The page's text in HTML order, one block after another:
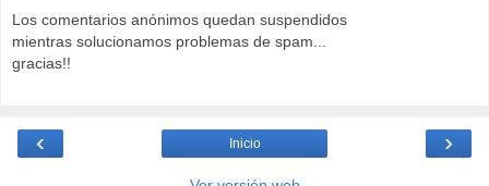
Los comentarios anónimos quedan suspendidos
mientras solucionamos problemas de spam...
gracias!!
‹ ›
Inicio